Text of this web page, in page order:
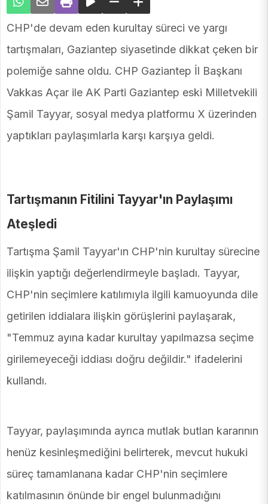
CHP'de devam eden kurultay süreci ve yargı
tartışmaları, Gaziantep siyasetinde dikkat çeken bir
polemiğe sahne oldu. CHP Gaziantep İl Başkanı
Vakkas Açar ile AK Parti Gaziantep eski Milletvekili
Şamil Tayyar, sosyal medya platformu X üzerinden
yaptıkları paylaşımlarla karşı karşıya geldi.
Tartışmanın Fitilini Tayyar'ın Paylaşımı
Ateşledi
Tartışma Şamil Tayyar'ın CHP'nin kurultay sürecine
ilişkin yaptığı değerlendirmeyle başladı. Tayyar,
CHP'nin seçimlere katılımıyla ilgili kamuoyunda dile
getirilen iddialara ilişkin görüşlerini paylaşarak,
"Temmuz ayına kadar kurultay yapılmazsa seçime
girilemeyeceği iddiası doğru değildir." ifadelerini
kullandı.
Tayyar, paylaşımında ayrıca mutlak butlan kararının
henüz kesinleşmediğini belirterek, mevcut hukuki
süreç tamamlanana kadar CHP'nin seçimlere
katılmasının önünde bir engel bulunmadığını